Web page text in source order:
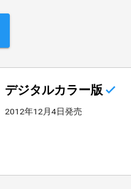
デジタルカラー版
2012年12月4日発売